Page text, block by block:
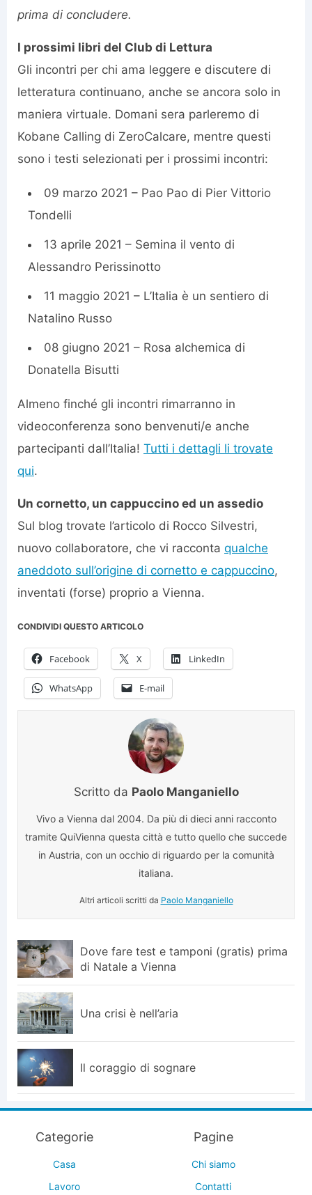
prima di concludere.
I prossimi libri del Club di Lettura
Gli incontri per chi ama leggere e discutere di
letteratura continuano, anche se ancora solo in
maniera virtuale. Domani sera parleremo di
Kobane Calling di ZeroCalcare, mentre questi
sono i testi selezionati per i prossimi incontri:
09 marzo 2021 – Pao Pao di Pier Vittorio
Tondelli
13 aprile 2021 – Semina il vento di
Alessandro Perissinotto
11 maggio 2021 – L’Italia è un sentiero di
Natalino Russo
08 giugno 2021 – Rosa alchemica di
Donatella Bisutti
Almeno finché gli incontri rimarranno in
videoconferenza sono benvenuti/e anche
partecipanti dall’Italia! Tutti i dettagli li trovate
qui.
Un cornetto, un cappuccino ed un assedio
Sul blog trovate l’articolo di Rocco Silvestri,
nuovo collaboratore, che vi racconta qualche
aneddoto sull’origine di cornetto e cappuccino,
inventati (forse) proprio a Vienna.
CONDIVIDI QUESTO ARTICOLO
Facebook X LinkedIn
WhatsApp E-mail
Scritto da Paolo Manganiello
Vivo a Vienna dal 2004. Da più di dieci anni racconto
tramite QuiVienna questa città e tutto quello che succede
in Austria, con un occhio di riguardo per la comunità
italiana.
Altri articoli scritti da Paolo Manganiello
Dove fare test e tamponi (gratis) prima
di Natale a Vienna
Una crisi è nell’aria
Il coraggio di sognare
Categorie
Casa
Lavoro
Pagine
Chi siamo
Contatti